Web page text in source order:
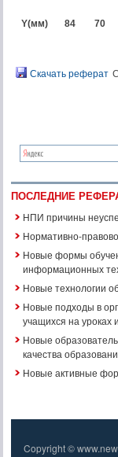
Y(мм) 84 70
Скачать реферат
ПОСЛЕДНИЕ
НПИ причины
Нормативно-
Новые формы
информационных
Новые технологии
Новые подходы в
учащихся на уроках
Новые
качества
Новые активные
Copyright ©